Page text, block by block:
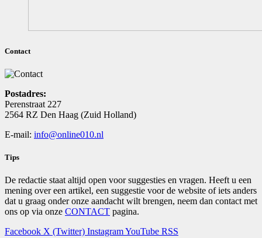
Contact
Postadres:
Perenstraat 227
2564 RZ Den Haag (Zuid Holland)
E-mail: info@online010.nl
Tips
De redactie staat altijd open voor suggesties en vragen. Heeft u een
mening over een artikel, een suggestie voor de website of iets anders
dat u graag onder onze aandacht wilt brengen, neem dan contact met
ons op via onze CONTACT pagina.
Facebook X (Twitter) InstagramYouTube RSS